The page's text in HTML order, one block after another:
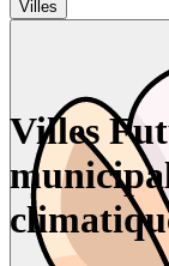
Villes
Villes